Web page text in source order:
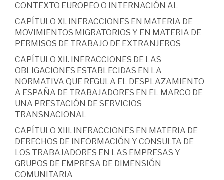
CONTEXTO EUROPEO O INTERNACIÓN AL
CAPÍTULO XI. INFRACCIONES EN MATERIA DE
MOVIMIENTOS MIGRATORIOS Y EN MATERIA DE
PERMISOS DE TRABAJO DE EXTRANJEROS
CAPÍTULO XII. INFRACCIONES DE LAS
OBLIGACIONES ESTABLECIDAS EN LA
NORMATIVA QUE REGULA EL DESPLAZAMIENTO
A ESPAÑA DE TRABAJADORES EN EL MARCO DE
UNA PRESTACIÓN DE SERVICIOS
TRANSNACIONAL
CAPÍTULO XIII. INFRACCIONES EN MATERIA DE
DERECHOS DE INFORMACIÓN Y CONSULTA DE
LOS TRABAJADORES EN LAS EMPRESAS Y
GRUPOS DE EMPRESA DE DIMENSIÓN
COMUNITARIA